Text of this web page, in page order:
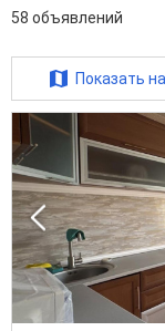
58 объявлений
Показать